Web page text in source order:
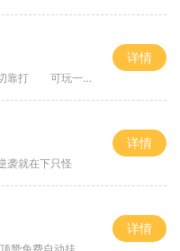
打 可玩一年
详情
袭就在下只怪
详情
详情